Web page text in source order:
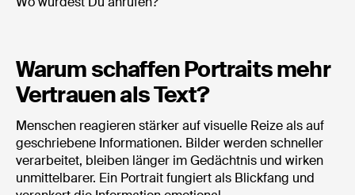
Warum schaffen Portraits mehr
Vertrauen als Text?
Menschen reagieren stärker auf visuelle Reize als auf
geschriebene Informationen. Bilder werden schneller
verarbeitet, bleiben länger im Gedächtnis und wirken
unmittelbarer. Ein Portrait fungiert als Blickfang und